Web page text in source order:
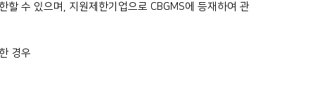
수 있으며, 지원제한기업으로 CBGMS에 등재하여 관
경우